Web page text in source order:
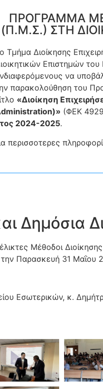
ΠΡΟΓΡΑΜΜΑ
(Π.Μ.Σ.) ΣΤΗ
Τμήμα Διοίκησης
Επιστημών
να
παρακολούθηση του
«Διοίκηση
(ΦΕΚ
2024-2025.
περισσοτερες
Δημόσια
Μέθοδοι
την Παρασκευή 31 Μαΐου
Εσωτερικών, κ.